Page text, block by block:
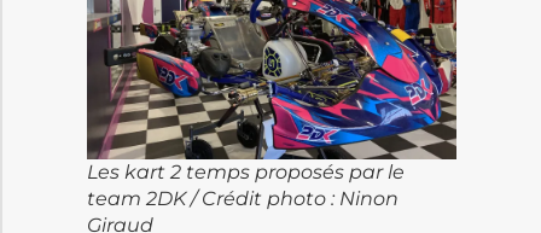
Les kart 2 temps proposés par le
team 2DK / Crédit photo : Ninon
Giraud